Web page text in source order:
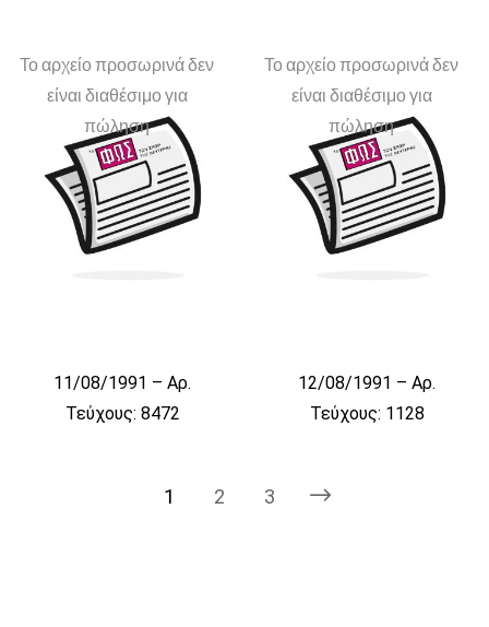
Το αρχείο προσωρινά δεν
είναι διαθέσιμο για
πώληση
11/08/1991 – Αρ.
Τεύχους: 8472
Το αρχείο προσωρινά δεν
είναι διαθέσιμο για
πώληση
12/08/1991 – Αρ.
Τεύχους: 1128
1 2 3